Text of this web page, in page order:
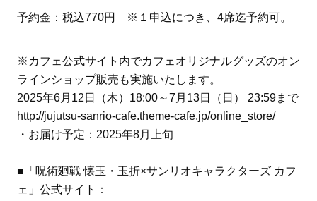
予約金：税込770円 ※１申込につき、4席迄予約可。
※カフェ公式サイト内でカフェオリジナルグッズのオン
ラインショップ販売も実施いたします。
2025年6月12日（木）18:00～7月13日（日） 23:59まで
http://jujutsu-sanrio-cafe.theme-cafe.jp/online_store/
・お届け予定：2025年8月上旬
■「呪術廻戦 懐玉・玉折×サンリオキャラクターズ カフ
ェ」公式サイト：